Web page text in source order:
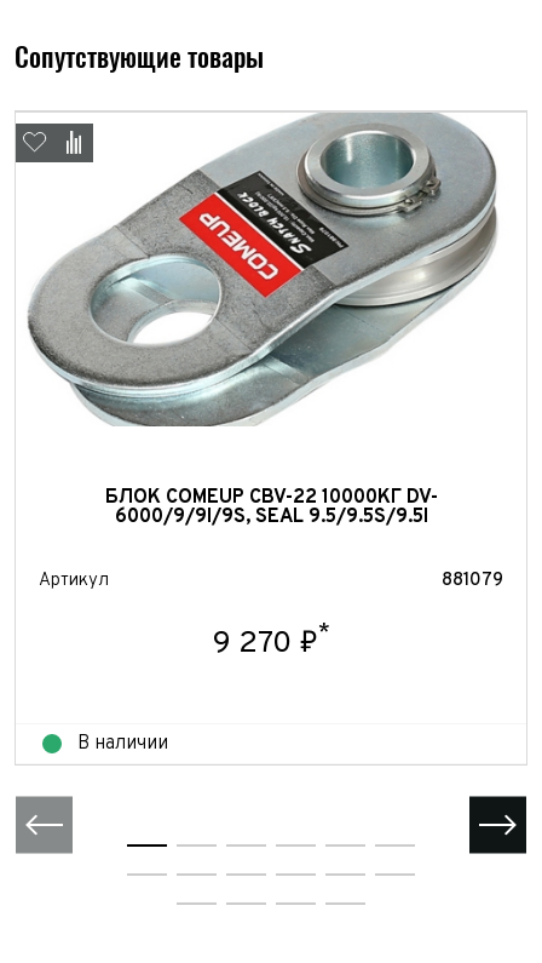
Сопутствующие товары
БЛОК COMEUP CBV-22 10000КГ DV-
6000/9/9I/9S, SEAL 9.5/9.5S/9.5I
Артикул 881079
9 270 ₽*
В наличии